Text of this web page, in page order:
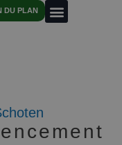
DU PLAN